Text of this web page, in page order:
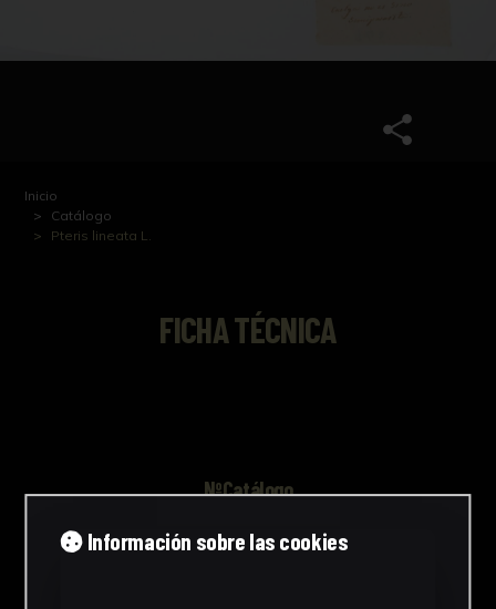
Inicio
Catálogo
Pteris lineata L.
FICHA TÉCNICA
NºCatálogo
FHEB-03719
Información sobre las cookies